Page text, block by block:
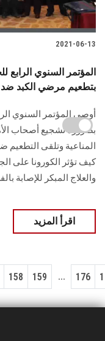
2021-06-13
المؤتمر السنوي
بتطعيم مرضي الكبد
أوصى المؤتمر السنوي
بضرورة تشجيع أصحاب
المناعية وتلقى
كيف تؤثر الكورونا على
والعلاج المبكر للإصابة
اقرأ المزيد
158 159 ... 176